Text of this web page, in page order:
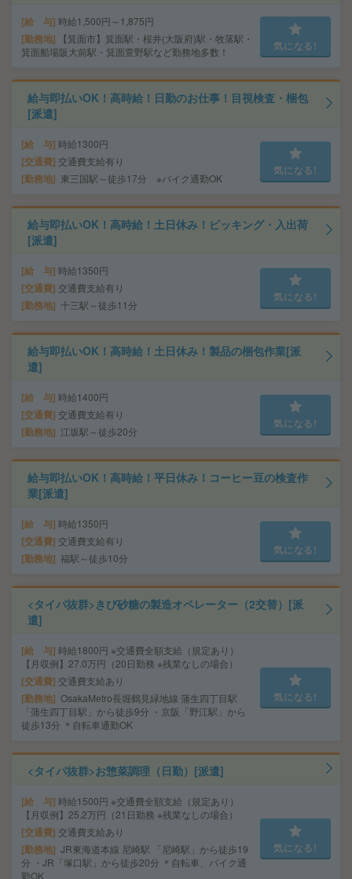
給 与 時給1,500円～1,875円
勤務地
【箕面市】箕面駅・桜井(大阪府)駅・牧落駅・
箕面船場阪大前駅・箕面萱野駅など勤務地多数！
気になる!
給与即払いOK！高時給！日勤のお仕事！目視検査・梱包
[派遣]
給 与 時給1300円
交通費 交通費支給有り
勤務地 東三国駅～徒歩17分 ※バイク通勤OK
気になる!
給与即払いOK！高時給！土日休み！ピッキング・入出荷
[派遣]
給 与 時給1350円
交通費 交通費支給有り
勤務地 十三駅～徒歩11分
気になる!
給与即払いOK！高時給！土日休み！製品の梱包作業[派
遣]
給 与 時給1400円
交通費 交通費支給有り
勤務地 江坂駅～徒歩20分
気になる!
給与即払いOK！高時給！平日休み！コーヒー豆の検査作
業[派遣]
給 与 時給1350円
交通費 交通費支給有り
勤務地 福駅～徒歩10分
気になる!
<タイパ抜群>きび砂糖の製造オペレーター（2交替）[派
遣]
給 与 時給1800円 ※交通費全額支給（規定あり）
【月収例】27.0万円（20日勤務 ※残業なしの場合）
交通費 交通費支給あり
勤務地 OsakaMetro長堀鶴見緑地線 蒲生四丁目駅
「蒲生四丁目駅」から徒歩9分 ・京阪「野江駅」から
徒歩13分 ＊自転車通勤OK
気になる!
<タイパ抜群>お惣菜調理（日勤）[派遣]
給 与 時給1500円 ※交通費全額支給（規定あり）
【月収例】25.2万円（21日勤務 ※残業なしの場合）
交通費 交通費支給あり
勤務地 JR東海道本線 尼崎駅 「尼崎駅」から徒歩19
分 ・JR「塚口駅」から徒歩20分 ＊自転車、バイク通
勤OK
気になる!